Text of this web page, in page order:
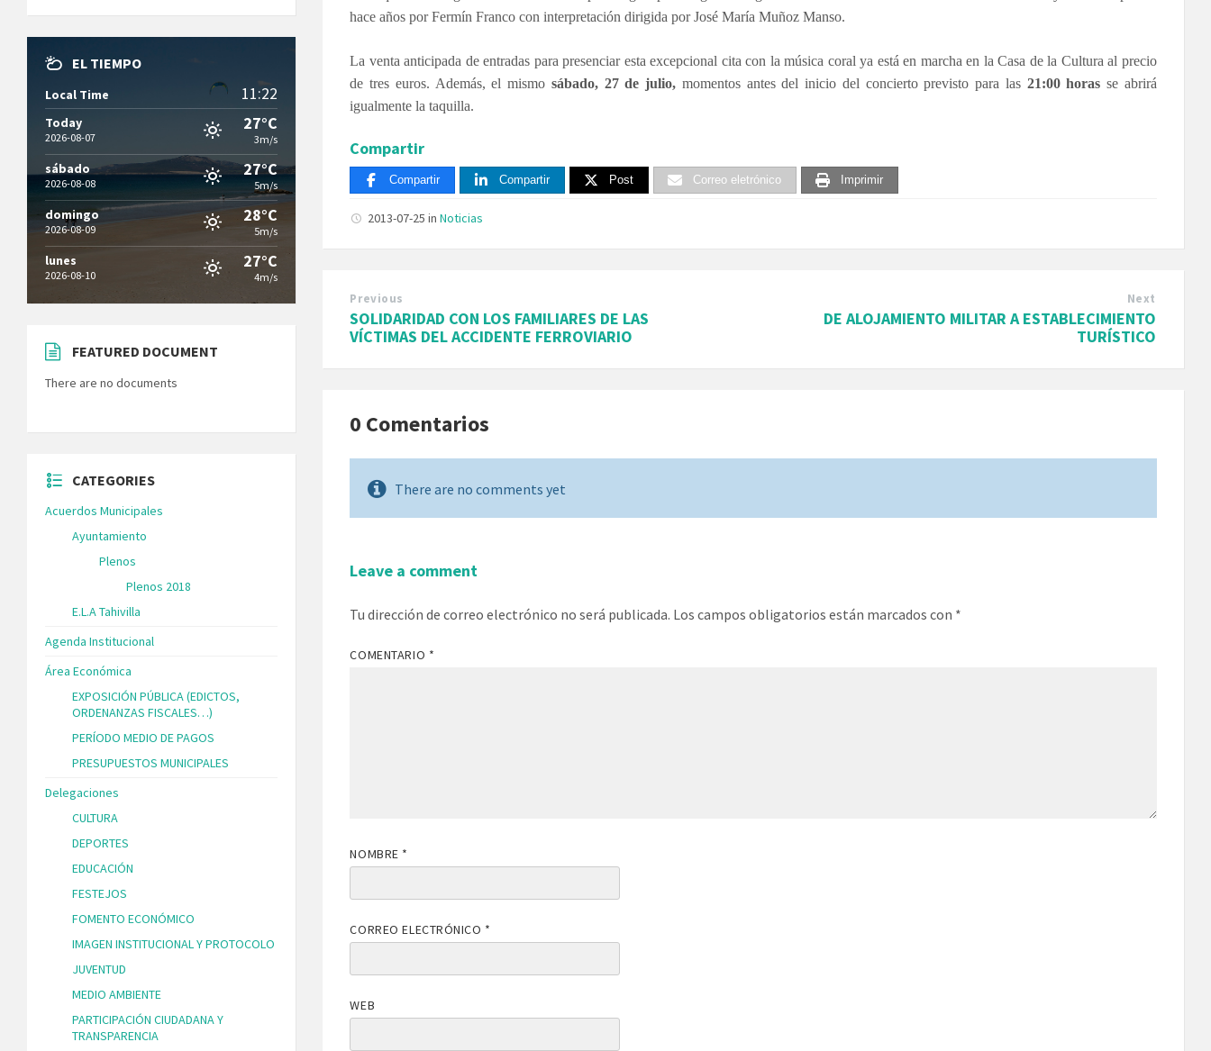
hace años por Fermín Franco con interpretación dirigida por José María Muñoz Manso.
La venta anticipada de entradas para presenciar esta excepcional cita con la música coral ya está en marcha en la Casa de la Cultura al precio
de tres euros. Además, el mismo sábado, 27 de julio, momentos antes del inicio del concierto previsto para las 21:00 horas se abrirá
igualmente la taquilla.
Compartir
Compartir Compartir Post Correo eletrónico Imprimir
2013-07-25inNoticias
Previous
SOLIDARIDAD CON LOS FAMILIARES DE LAS
VÍCTIMAS DEL ACCIDENTE FERROVIARIO
Next
DE ALOJAMIENTO MILITAR A ESTABLECIMIENTO
TURÍSTICO
0 Comentarios
There are no comments yet
Leave a comment
Tu dirección de correo electrónico no será publicada. Los campos obligatorios están marcados con *
COMENTARIO *
NOMBRE *
CORREO ELECTRÓNICO *
WEB
EL TIEMPO
Local Time 11:22
Today
2026-08-07
27°C
3m/s
sábado
2026-08-08
27°C
5m/s
domingo
2026-08-09
28°C
5m/s
lunes
2026-08-10
27°C
4m/s
FEATURED DOCUMENT
There are no documents
CATEGORIES
Acuerdos Municipales
Ayuntamiento
Plenos
Plenos 2018
E.L.A Tahivilla
Agenda Institucional
Área Económica
EXPOSICIÓN PÚBLICA (EDICTOS,
ORDENANZAS FISCALES…)
PERÍODO MEDIO DE PAGOS
PRESUPUESTOS MUNICIPALES
Delegaciones
CULTURA
DEPORTES
EDUCACIÓN
FESTEJOS
FOMENTO ECONÓMICO
IMAGEN INSTITUCIONAL Y PROTOCOLO
JUVENTUD
MEDIO AMBIENTE
PARTICIPACIÓN CIUDADANA Y
TRANSPARENCIA